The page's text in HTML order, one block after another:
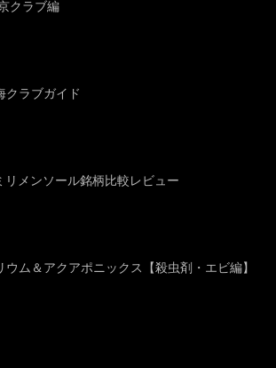
クラブ編
ラブガイド
メンソール銘柄比較レビュー
ム＆アクアポニックス【殺虫剤・エビ編】